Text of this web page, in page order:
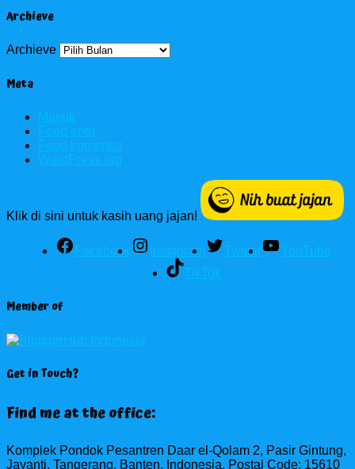
Archieve
Archieve
Meta
Masuk
Feed entri
Feed komentar
WordPress.org
Klik di sini untuk kasih uang jajan!
Facebook Instagram Twitter
YouTube
TikTok
Member of
Get in Touch?
Find me at the office:
Komplek Pondok Pesantren Daar el-Qolam 2, Pasir Gintung,
Jayanti, Tangerang, Banten, Indonesia. Postal Code: 15610